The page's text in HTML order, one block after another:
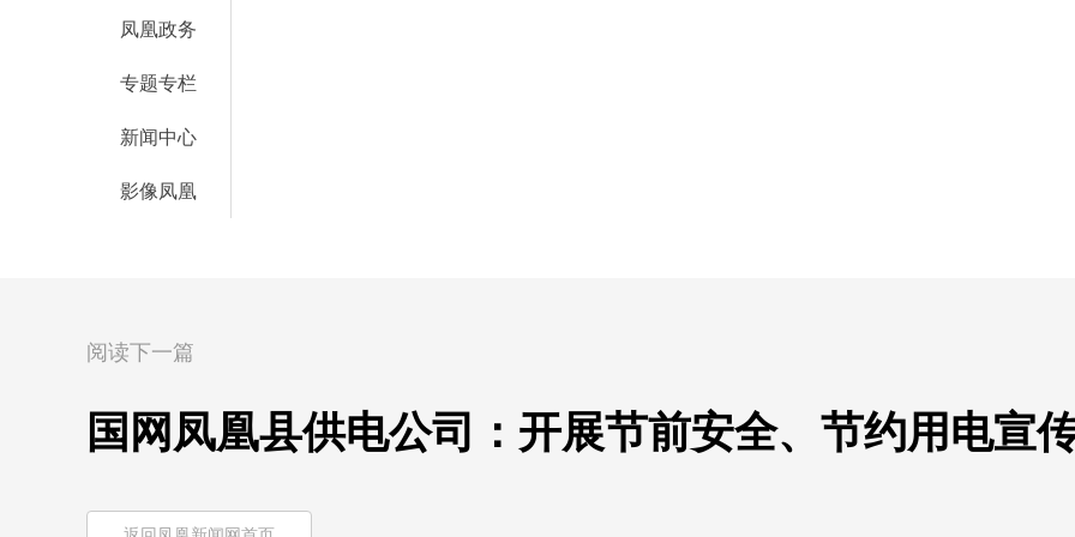
凤凰政务
专题专栏
新闻中心
影像凤凰
阅读下一篇
国网凤凰县供电公司：开展节前安全、节约用电宣